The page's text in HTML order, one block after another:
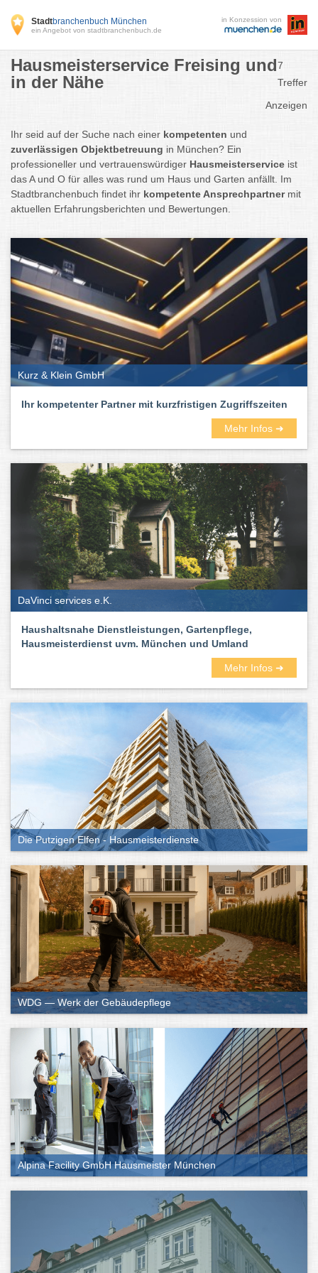
Stadtbranchenbuch München
ein Angebot von stadtbranchenbuch.de
in Konzession von
Hausmeisterservice Freising und
in der Nähe
7
Treffer
Anzeigen
Ihr seid auf der Suche nach einer kompetenten und
zuverlässigen Objektbetreuung in München? Ein
professioneller und vertrauenswürdiger Hausmeisterservice ist
das A und O für alles was rund um Haus und Garten anfällt. Im
Stadtbranchenbuch findet ihr kompetente Ansprechpartner mit
aktuellen Erfahrungsberichten und Bewertungen.
Kurz & Klein GmbH
Ihr kompetenter Partner mit kurzfristigen Zugriffszeiten
Mehr Infos ➜
DaVinci services e.K.
Haushaltsnahe Dienstleistungen, Gartenpflege,
Hausmeisterdienst uvm. München und Umland
Mehr Infos ➜
Die Putzigen Elfen - Hausmeisterdienste
WDG — Werk der Gebäudepflege
Alpina Facility GmbH Hausmeister München